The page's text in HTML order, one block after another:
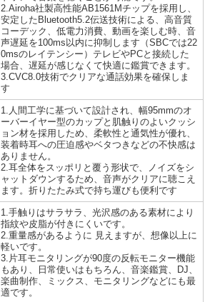
2.Airoha社製高性能AB1561Mチップを採用し、
安定したBluetooth5.2伝送技術による、高音質
コーデック、低電力消費、動画を楽しむ時、音
声遅延を100ms以内に抑制します（SBCでは22
0msのレイテンシー）テレビやPCと接続した
場合、遅延が感じなくて快適に鑑賞できます。
3.CVC8.0技術でクリアな通話効果を確保しま
す
1.人間工学に基づいて設計され、幅95mmのオ
ーバーイヤー型のカップと肌触りのよいクッシ
ョン材を採用しため、柔軟性と通気性が優れ、
装着時耳への圧迫感やベタつきなどの不快感は
ありません。
2.耳全体をスッポリと覆う形状で、ノイズをシ
ャットダウンするため、音声がクリアに聴こえ
ます。折りたたみ式で持ち運びも便利です
1.手触りはサラサラ、光沢感のある素材により
指紋や皮脂が付きにくいです。
2.重量感があるように 見えますが、想像以上に
軽いです。
3.片耳モニタリングが90度の反転モニター機能
もあり、日常使いはもちろん、音楽鑑賞、DJ、
楽曲制作、ミックス、モニタリングなどにも最
適です。